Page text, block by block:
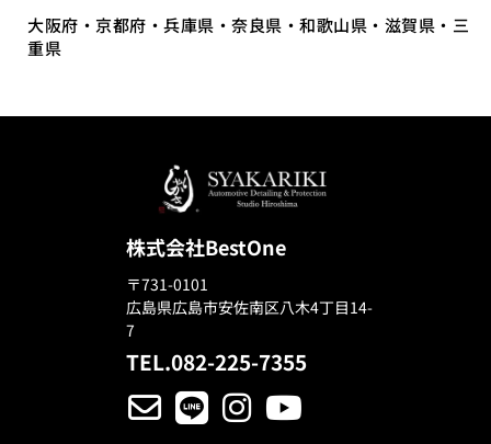
大阪府・京都府・兵庫県・奈良県・和歌山県・滋賀県・三
重県
株式会社BestOne
〒731-0101
広島県広島市安佐南区八木4丁目14-
7
TEL.082-225-7355